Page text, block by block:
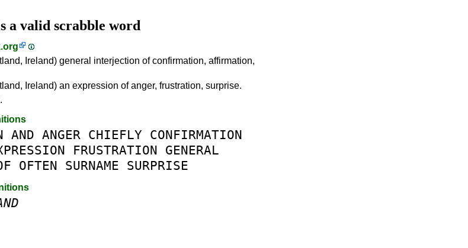
a valid scrabble word
Ireland) general interjection of confirmation, affirmation,
Ireland) an expression of anger, frustration, surprise.
AND ANGER CHIEFLY CONFIRMATION
FRUSTRATION GENERAL
OFTEN SURNAME SURPRISE